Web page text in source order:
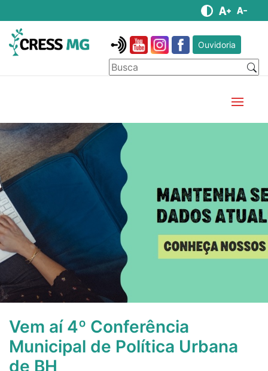
Ouvidoria
Vem aí 4º Conferência
Municipal de Política Urbana
de BH